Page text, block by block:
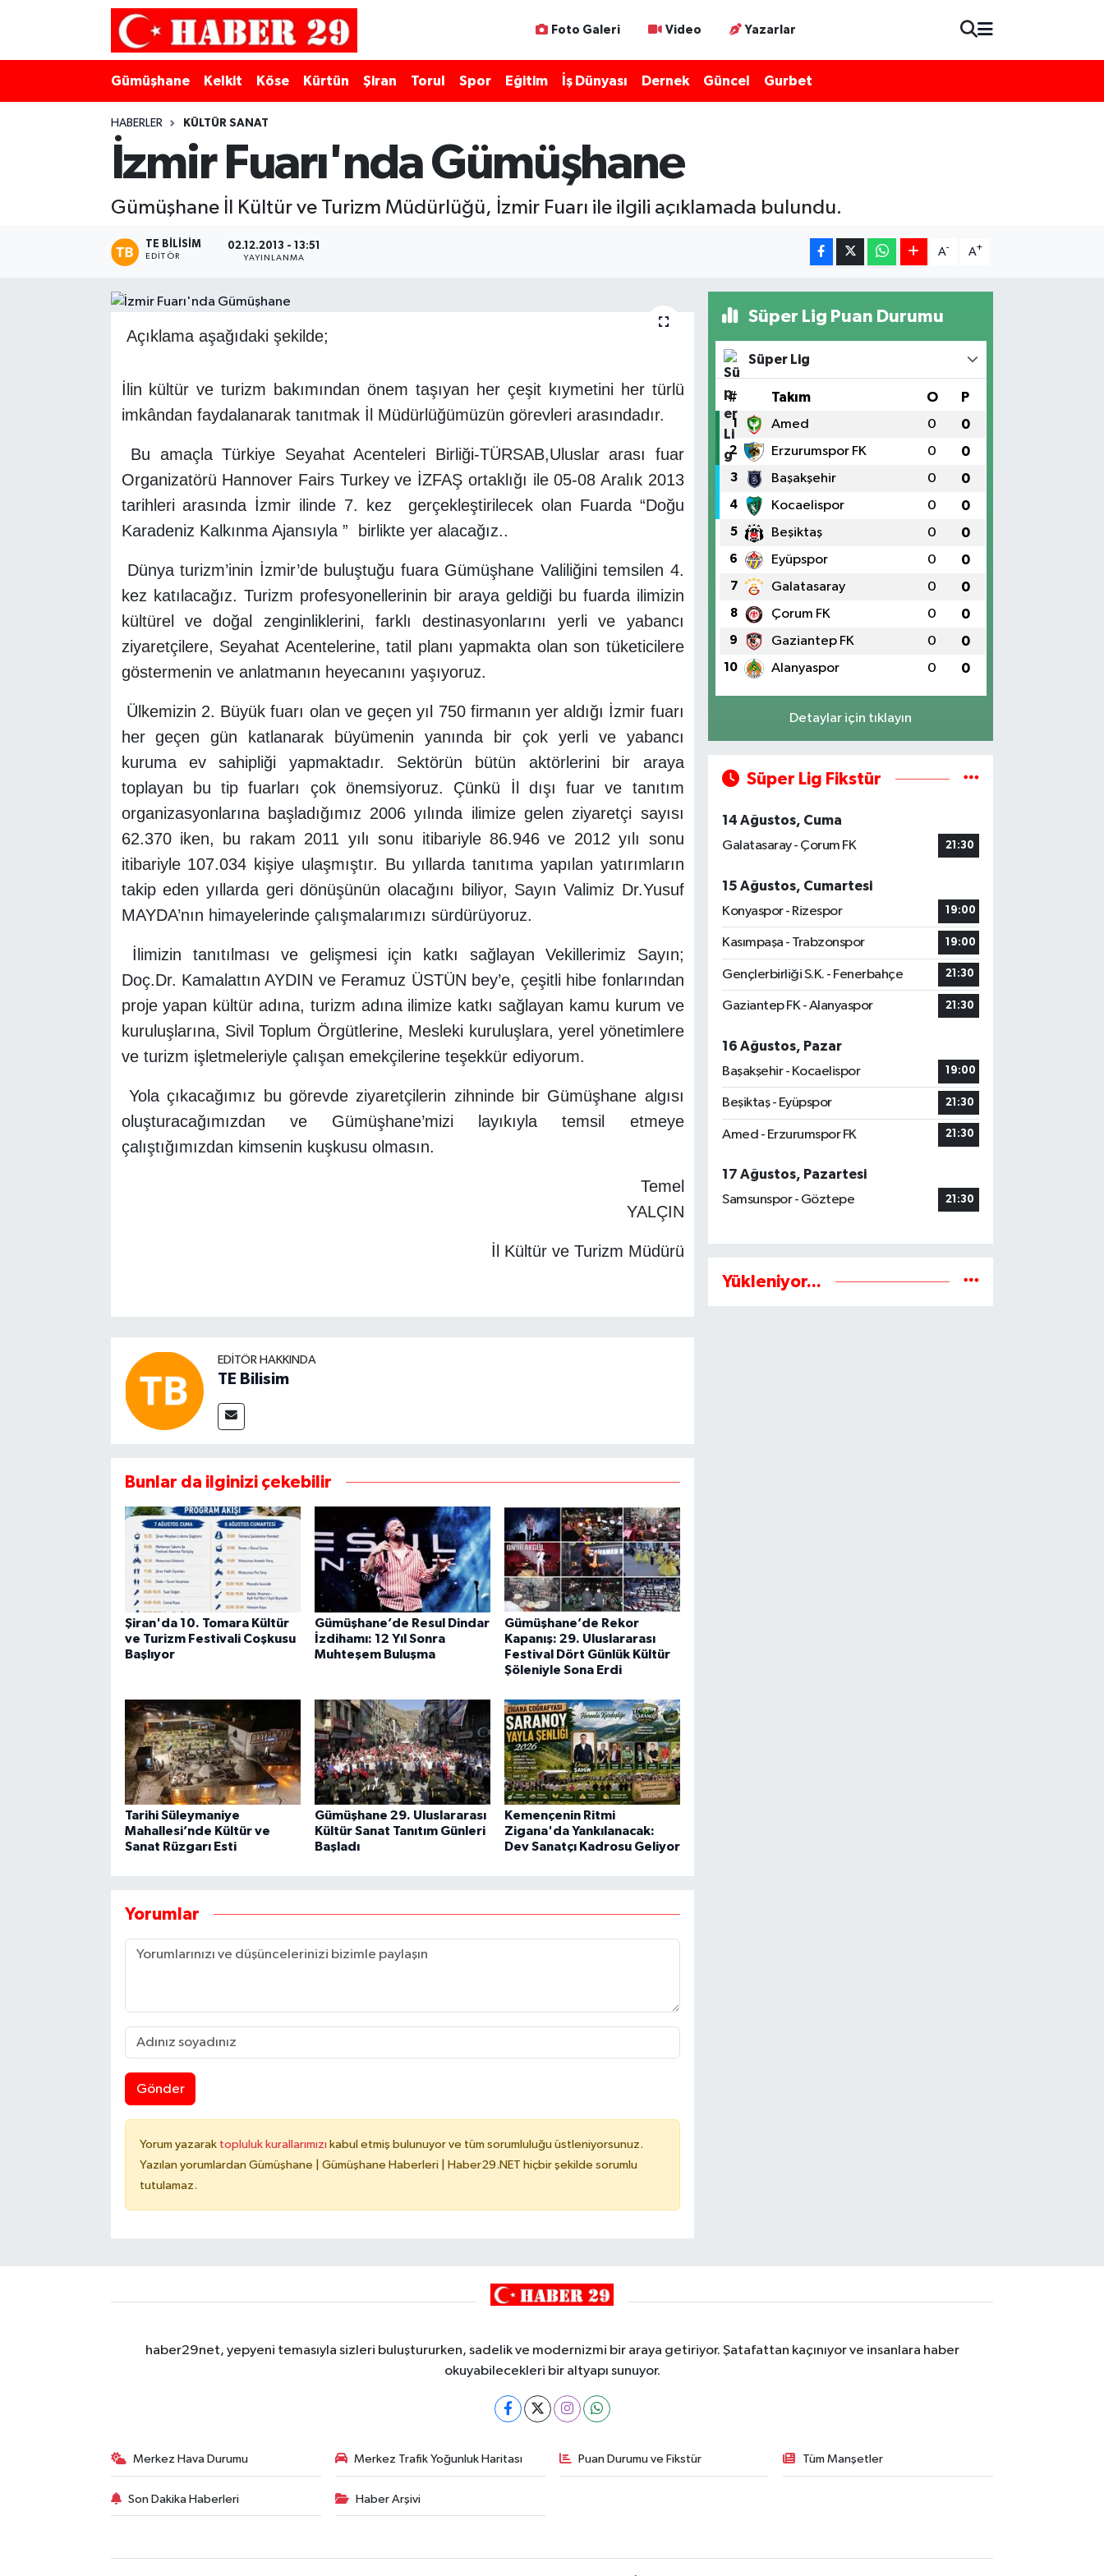
Foto Galeri Video Yazarlar
Gümüşhane Kelkit Köse Kürtün Şiran Torul Spor Eğitim İş Dünyası Dernek Güncel Gurbet
HABERLER KÜLTÜR SANAT
İzmir Fuarı'nda Gümüşhane
Gümüşhane İl Kültür ve Turizm Müdürlüğü, İzmir Fuarı ile ilgili açıklamada bulundu.
TE BILISIM
EDITÖR
02.12.2013 - 13:51
YAYINLANMA
A- A+
Açıklama aşağıdaki şekilde;
İlin kültür ve turizm bakımından önem taşıyan her çeşit kıymetini her türlü
imkândan faydalanarak tanıtmak İl Müdürlüğümüzün görevleri arasındadır.
Bu amaçla Türkiye Seyahat Acenteleri Birliği-TÜRSAB,Uluslar arası fuar
Organizatörü Hannover Fairs Turkey ve İZFAŞ ortaklığı ile 05-08 Aralık 2013
tarihleri arasında İzmir ilinde 7. kez gerçekleştirilecek olan Fuarda “Doğu
Karadeniz Kalkınma Ajansıyla ” birlikte yer alacağız..
Dünya turizm’inin İzmir’de buluştuğu fuara Gümüşhane Valiliğini temsilen 4.
kez katılacağız. Turizm profesyonellerinin bir araya geldiği bu fuarda ilimizin
kültürel ve doğal zenginliklerini, farklı destinasyonlarını yerli ve yabancı
ziyaretçilere, Seyahat Acentelerine, tatil planı yapmakta olan son tüketicilere
göstermenin ve anlatmanın heyecanını yaşıyoruz.
Ülkemizin 2. Büyük fuarı olan ve geçen yıl 750 firmanın yer aldığı İzmir fuarı
her geçen gün katlanarak büyümenin yanında bir çok yerli ve yabancı
kuruma ev sahipliği yapmaktadır. Sektörün bütün aktörlerini bir araya
toplayan bu tip fuarları çok önemsiyoruz. Çünkü İl dışı fuar ve tanıtım
organizasyonlarına başladığımız 2006 yılında ilimize gelen ziyaretçi sayısı
62.370 iken, bu rakam 2011 yılı sonu itibariyle 86.946 ve 2012 yılı sonu
itibariyle 107.034 kişiye ulaşmıştır. Bu yıllarda tanıtıma yapılan yatırımların
takip eden yıllarda geri dönüşünün olacağını biliyor, Sayın Valimiz Dr.Yusuf
MAYDA’nın himayelerinde çalışmalarımızı sürdürüyoruz.
İlimizin tanıtılması ve gelişmesi için katkı sağlayan Vekillerimiz Sayın;
Doç.Dr. Kamalattın AYDIN ve Feramuz ÜSTÜN bey’e, çeşitli hibe fonlarından
proje yapan kültür adına, turizm adına ilimize katkı sağlayan kamu kurum ve
kuruluşlarına, Sivil Toplum Örgütlerine, Mesleki kuruluşlara, yerel yönetimlere
ve turizm işletmeleriyle çalışan emekçilerine teşekkür ediyorum.
Yola çıkacağımız bu görevde ziyaretçilerin zihninde bir Gümüşhane algısı
oluşturacağımızdan ve Gümüşhane’mizi layıkıyla temsil etmeye
çalıştığımızdan kimsenin kuşkusu olmasın.
Temel
YALÇIN
İl Kültür ve Turizm Müdürü
EDITÖR HAKKINDA
TE Bilisim
Bunlar da ilginizi çekebilir
Şiran'da 10. Tomara Kültür
ve Turizm Festivali Coşkusu
Başlıyor
Gümüşhane’de Resul Dindar
İzdihamı: 12 Yıl Sonra
Muhteşem Buluşma
Gümüşhane’de Rekor
Kapanış: 29. Uluslararası
Festival Dört Günlük Kültür
Şöleniyle Sona Erdi
Tarihi Süleymaniye
Mahallesi’nde Kültür ve
Sanat Rüzgarı Esti
Gümüşhane 29. Uluslararası
Kültür Sanat Tanıtım Günleri
Başladı
Kemençenin Ritmi
Zigana'da Yankılanacak:
Dev Sanatçı Kadrosu Geliyor
Yorumlar
Gönder
Yorum yazarak topluluk kurallarımızı kabul etmiş bulunuyor ve tüm sorumluluğu üstleniyorsunuz.
Yazılan yorumlardan Gümüşhane | Gümüşhane Haberleri | Haber29.NET hiçbir şekilde sorumlu
tutulamaz.
Süper Lig Puan Durumu
Süper Lig
# Takım O P
1 Amed 0 0
2 Erzurumspor FK 0 0
3 Başakşehir 0 0
4 Kocaelispor 0 0
5 Beşiktaş 0 0
6 Eyüpspor 0 0
7 Galatasaray 0 0
8 Çorum FK 0 0
9 Gaziantep FK 0 0
10 Alanyaspor 0 0
Detaylar için tıklayın
Süper Lig Fikstür
14 Ağustos, Cuma
Galatasaray - Çorum FK
21:30
15 Ağustos, Cumartesi
Konyaspor - Rizespor
19:00
Kasımpaşa - Trabzonspor 19:00
Gençlerbirliği S.K. - Fenerbahçe 21:30
Gaziantep FK - Alanyaspor 21:30
16 Ağustos, Pazar
Başakşehir - Kocaelispor
19:00
Beşiktaş - Eyüpspor 21:30
Amed - Erzurumspor FK 21:30
17 Ağustos, Pazartesi
Samsunspor - Göztepe
21:30
Yükleniyor...
haber29net, yepyeni temasıyla sizleri buluştururken, sadelik ve modernizmi bir araya getiriyor. Şatafattan kaçınıyor ve insanlara haber
okuyabilecekleri bir altyapı sunuyor.
Merkez Hava Durumu Merkez Trafik Yoğunluk Haritası Puan Durumu ve Fikstür Tüm Manşetler
Son Dakika Haberleri Haber Arşivi
Merkez Hava Durumu
Merkez Trafik Yoğunluk Haritası
Süper Lig Puan Durumu ve Fikstür